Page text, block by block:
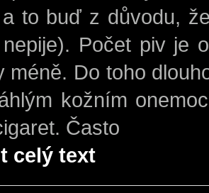
to buď z důvodu,
Počet piv je
méně. Do toho
kožním
Často
celý text